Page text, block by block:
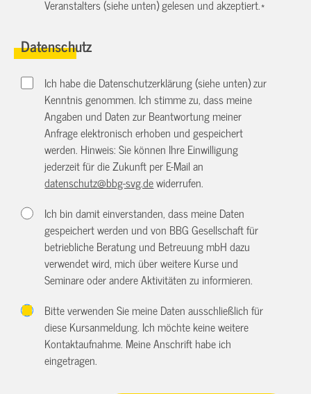
Veranstalters (siehe unten) gelesen und akzeptiert.*
Datenschutz
Ich habe die Datenschutzerklärung (siehe unten) zur
Kenntnis genommen. Ich stimme zu, dass meine
Angaben und Daten zur Beantwortung meiner
Anfrage elektronisch erhoben und gespeichert
werden. Hinweis: Sie können Ihre Einwilligung
jederzeit für die Zukunft per E-Mail an
datenschutz@bbg-svg.dewiderrufen.
Ich bin damit einverstanden, dass meine Daten
gespeichert werden und von BBG Gesellschaft für
betriebliche Beratung und Betreuung mbH dazu
verwendet wird, mich über weitere Kurse und
Seminare oder andere Aktivitäten zu informieren.
Bitte verwenden Sie meine Daten ausschließlich für
diese Kursanmeldung. Ich möchte keine weitere
Kontaktaufnahme. Meine Anschrift habe ich
eingetragen.